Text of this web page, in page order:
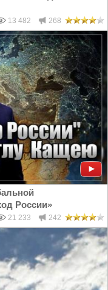
13 482 268
России»
21 233 242